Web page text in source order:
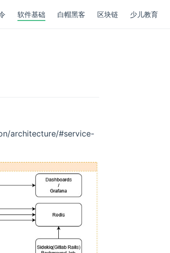
软件基础 白帽黑客 区块链 少儿教育
architecture/#service-